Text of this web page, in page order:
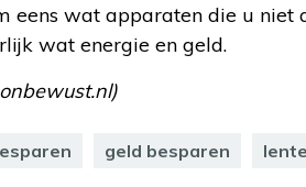
eens wat apparaten die u
wat energie en geld.
geld besparen lente